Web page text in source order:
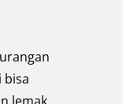
bisa